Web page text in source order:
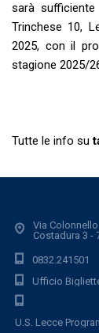
sarà sufficiente
Trinchese 10,
2025, con il
stagione 2025/
Tutte le info su
Via
Costadura 3 -
0832.241501
Ufficio
U.S. Lecce